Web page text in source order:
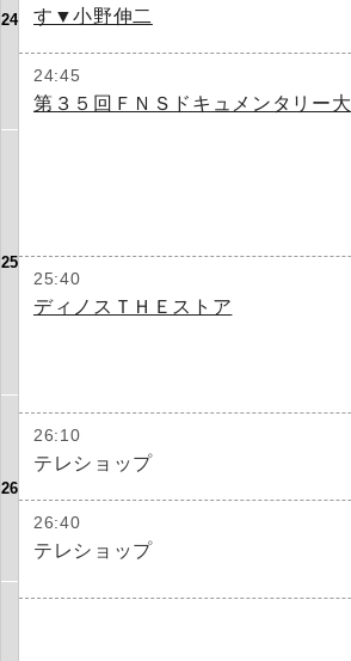
24
す▼小野伸二
24:45
第３５回ＦＮＳドキュメンタリー
25
25:40
ディノスＴＨＥストア
26
26:10
テレショップ
26:40
テレショップ